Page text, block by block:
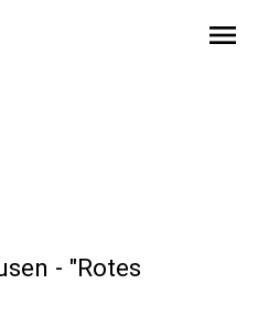
menu
- "Rotes